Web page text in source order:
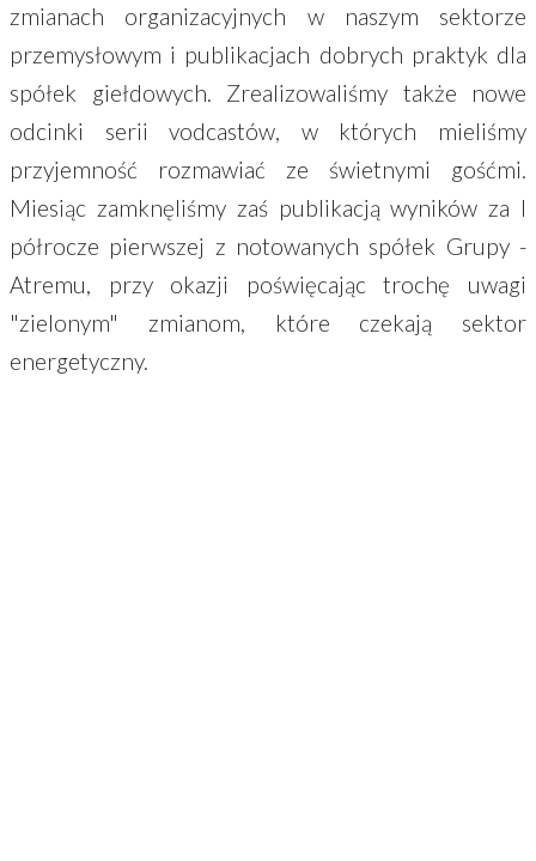
zmianach organizacyjnych w naszym sektorze
przemysłowym i publikacjach dobrych praktyk dla
spółek giełdowych. Zrealizowaliśmy także nowe
odcinki serii vodcastów, w których mieliśmy
przyjemność rozmawiać ze świetnymi gośćmi.
Miesiąc zamknęliśmy zaś publikacją wyników za I
półrocze pierwszej z notowanych spółek Grupy -
Atremu, przy okazji poświęcając trochę uwagi
"zielonym" zmianom, które czekają sektor
energetyczny.